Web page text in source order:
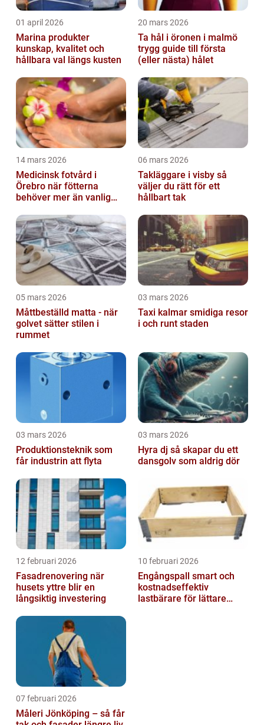
01 april 2026
Marina produkter
kunskap, kvalitet och
hållbara val längs kusten
20 mars 2026
Ta hål i öronen i malmö
trygg guide till första
(eller nästa) hålet
14 mars 2026
Medicinsk fotvård i
Örebro när fötterna
behöver mer än vanlig
06 mars 2026
Takläggare i visby så
väljer du rätt för ett
hållbart tak
05 mars 2026
Måttbeställd matta - när
golvet sätter stilen i
rummet
03 mars 2026
Taxi kalmar smidiga resor
i och runt staden
03 mars 2026
Produktionsteknik som
får industrin att flyta
03 mars 2026
Hyra dj så skapar du ett
dansgolv som aldrig dör
12 februari 2026
Fasadrenovering när
husets yttre blir en
långsiktig investering
10 februari 2026
Engångspall smart och
kostnadseffektiv
lastbärare för lättare
07 februari 2026
Måleri Jönköping – så får